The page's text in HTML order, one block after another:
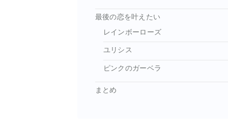
最後の恋を叶えたい
レインボーローズ
ユリシス
ピンクのガーベラ
まとめ